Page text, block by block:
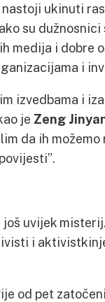
ukinuti
su
medija i dobre
i
izvedbama i
je Zeng
da ih
uvijek
i
od pet